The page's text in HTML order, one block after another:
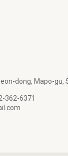
dong, Mapo-gu,
362-6371